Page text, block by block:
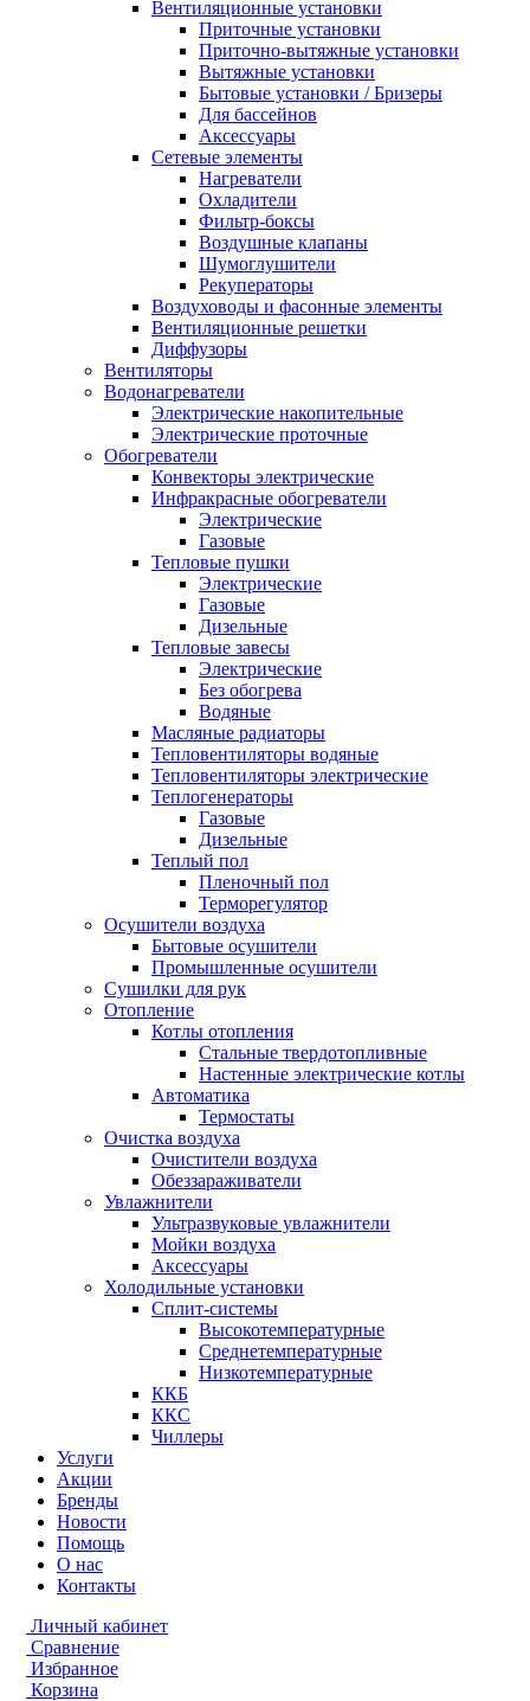
Вентиляционные установки
Приточные установки
Приточно-вытяжные установки
Вытяжные установки
Бытовые установки / Бризеры
Для бассейнов
Аксессуары
Сетевые элементы
Нагреватели
Охладители
Фильтр-боксы
Воздушные клапаны
Шумоглушители
Рекуператоры
Воздуховоды и фасонные элементы
Вентиляционные решетки
Диффузоры
Вентиляторы
Водонагреватели
Электрические накопительные
Электрические проточные
Обогреватели
Конвекторы электрические
Инфракрасные обогреватели
Электрические
Газовые
Тепловые пушки
Электрические
Газовые
Дизельные
Тепловые завесы
Электрические
Без обогрева
Водяные
Масляные радиаторы
Тепловентиляторы водяные
Тепловентиляторы электрические
Теплогенераторы
Газовые
Дизельные
Теплый пол
Пленочный пол
Терморегулятор
Осушители воздуха
Бытовые осушители
Промышленные осушители
Сушилки для рук
Отопление
Котлы отопления
Стальные твердотопливные
Настенные электрические котлы
Автоматика
Термостаты
Очистка воздуха
Очистители воздуха
Обеззараживатели
Увлажнители
Ультразвуковые увлажнители
Мойки воздуха
Аксессуары
Холодильные установки
Сплит-системы
Высокотемпературные
Среднетемпературные
Низкотемпературные
ККБ
ККС
Чиллеры
Услуги
Акции
Бренды
Новости
Помощь
О нас
Контакты
Личный кабинет
Сравнение
Избранное
Корзина